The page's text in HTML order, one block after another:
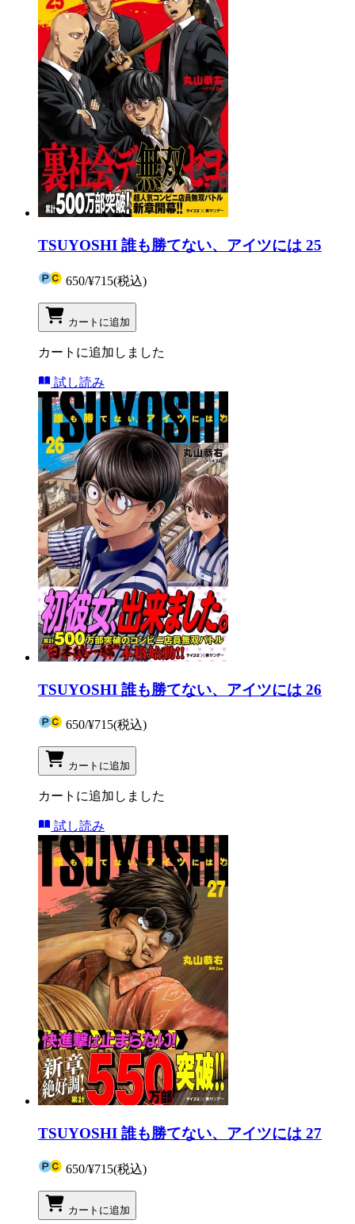
TSUYOSHI 誰も勝てない、アイツには 25
650/¥715(税込)
カートに追加
カートに追加しました
試し読み
TSUYOSHI 誰も勝てない、アイツには 26
650/¥715(税込)
カートに追加
カートに追加しました
試し読み
TSUYOSHI 誰も勝てない、アイツには 27
650/¥715(税込)
カートに追加